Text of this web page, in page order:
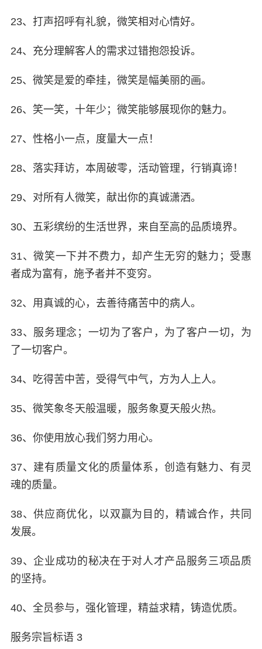
23、打声招呼有礼貌，微笑相对心情好。
24、充分理解客人的需求过错抱怨投诉。
25、微笑是爱的牵挂，微笑是幅美丽的画。
26、笑一笑，十年少；微笑能够展现你的魅力。
27、性格小一点，度量大一点！
28、落实拜访，本周破零，活动管理，行销真谛！
29、对所有人微笑，献出你的真诚潇洒。
30、五彩缤纷的生活世界，来自至高的品质境界。
31、微笑一下并不费力，却产生无穷的魅力；受惠
者成为富有，施予者并不变穷。
32、用真诚的心，去善待痛苦中的病人。
33、服务理念；一切为了客户，为了客户一切，为
了一切客户。
34、吃得苦中苦，受得气中气，方为人上人。
35、微笑象冬天般温暖，服务象夏天般火热。
36、你使用放心我们努力用心。
37、建有质量文化的质量体系，创造有魅力、有灵
魂的质量。
38、供应商优化，以双赢为目的，精诚合作，共同
发展。
39、企业成功的秘决在于对人才产品服务三项品质
的坚持。
40、全员参与，强化管理，精益求精，铸造优质。
服务宗旨标语 3